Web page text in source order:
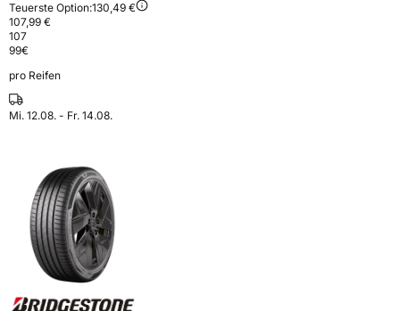
Teuerste Option:130,49 €
107,99 €
107
99€
pro Reifen
Mi. 12.08. - Fr. 14.08.